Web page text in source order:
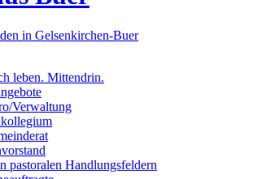
in Gelsenkirchen-Buer
leben. Mittendrin.
Verwaltung
pastoralen Handlungsfeldern